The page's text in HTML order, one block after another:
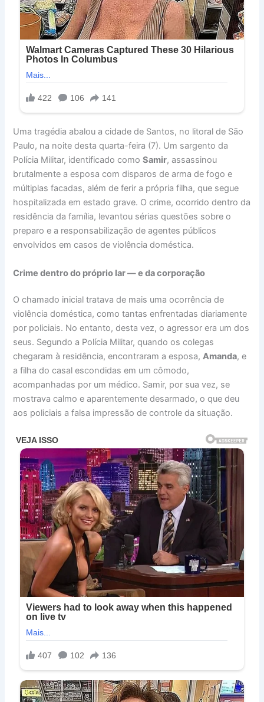
Uma tragédia abalou a cidade de Santos, no litoral de São
Paulo, na noite desta quarta-feira (7). Um sargento da
Polícia Militar, identificado comoSamir, assassinou
brutalmente a esposa com disparos de arma de fogo e
múltiplas facadas, além de ferir a própria filha, que segue
hospitalizada em estado grave. O crime, ocorrido dentro da
residência da família, levantou sérias questões sobre o
preparo e a responsabilização de agentes públicos
envolvidos em casos de violência doméstica.
Crime dentro do próprio lar — e da corporação
O chamado inicial tratava de mais uma ocorrência de
violência doméstica, como tantas enfrentadas diariamente
por policiais. No entanto, desta vez, o agressor era um dos
seus. Segundo a Polícia Militar, quando os colegas
chegaram à residência, encontraram a esposa,Amanda, e
a filha do casal escondidas em um cômodo,
acompanhadas por um médico. Samir, por sua vez, se
mostrava calmo e aparentemente desarmado, o que deu
aos policiais a falsa impressão de controle da situação.